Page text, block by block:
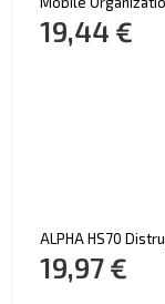
19,44 €
ALPHA HS70
19,97 €